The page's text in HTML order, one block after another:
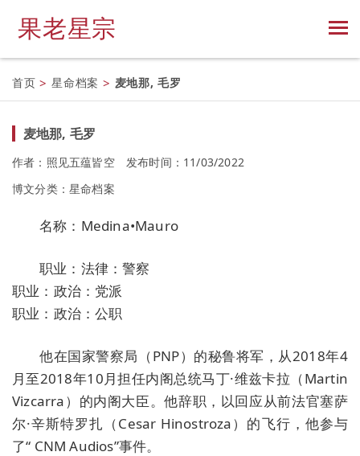
果老星宗
首页 > 星命档案 > 麦地那, 毛罗
麦地那, 毛罗
作者：照见五蕴皆空
发布时间：11/03/2022
博文分类： 星命档案
名称：Medina•Mauro
职业：法律：警察
职业：政治：党派
职业：政治：公职
他在国家警察局（PNP）的秘鲁将军，从2018年4
月至2018年10月担任内阁总统马丁·维兹卡拉（Martin
Vizcarra）的内阁大臣。他辞职，以回应从前法官塞萨
尔·辛斯特罗扎（Cesar Hinostroza）的飞行，他参与
了“ CNM Audios”事件。